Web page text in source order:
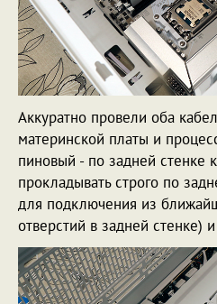
Аккуратно провели оба
материнской платы и
пиновый - по задней стенке
прокладывать строго по
для подключения из
отверстий в задней стенке)